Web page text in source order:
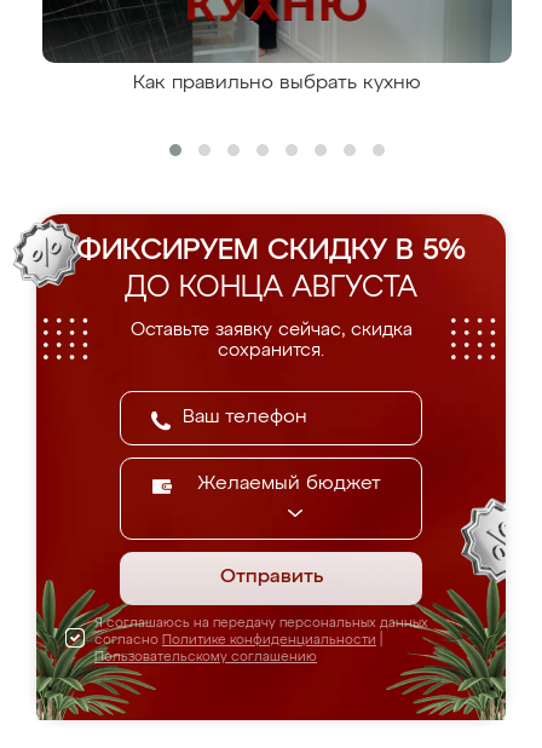
Как правильно выбрать кухню
ФИКСИРУЕМ СКИДКУ В 5%
ДО КОНЦА АВГУСТА
Оставьте заявку сейчас, скидка
сохранится.
Желаемый бюджет
Отправить
Я соглашаюсь на передачу персональных данных
согласно Политике конфиденциальности
Пользовательскому соглашению